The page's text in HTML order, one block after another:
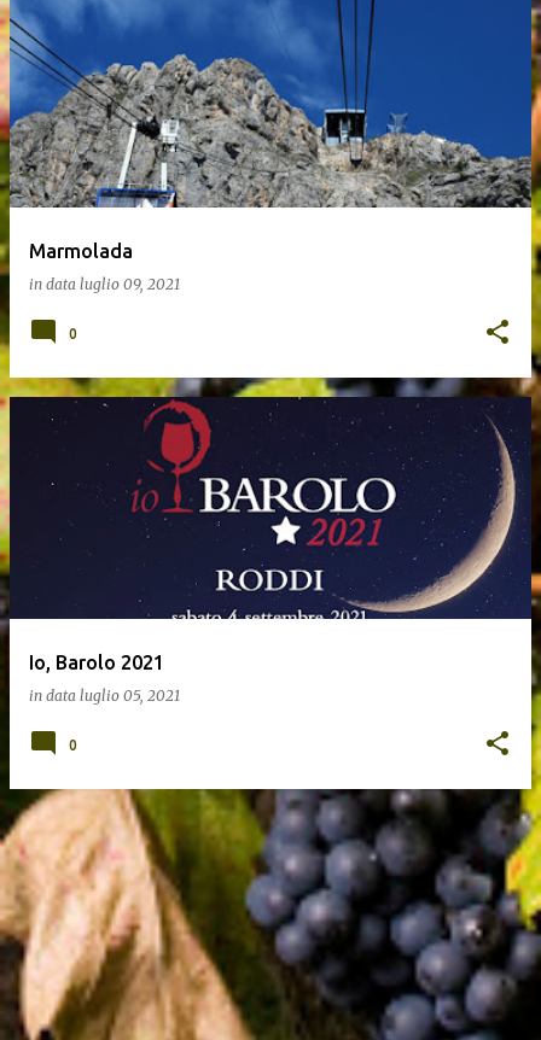
Marmolada
in data luglio 09, 2021
0
Io, Barolo 2021
in data luglio 05, 2021
0